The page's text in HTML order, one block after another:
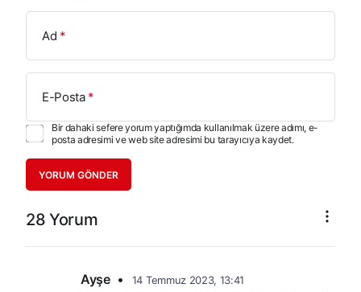
Ad *
E-Posta*
Bir dahaki sefere yorum yaptığımda kullanılmak üzere adımı, e-
posta adresimi ve web site adresimi bu tarayıcıya kaydet.
YORUM GÖNDER
28 Yorum
Ayşe • 14 Temmuz 2023, 13:41